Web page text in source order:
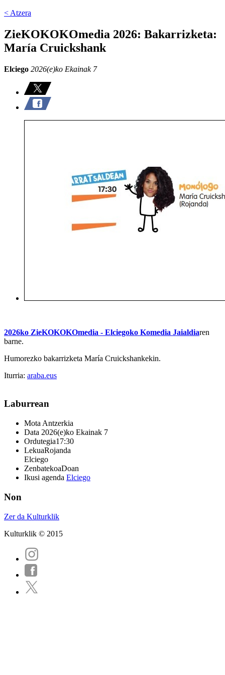
< Atzera
ZieKOKOKOmedia 2026: Bakarrizketa:
María Cruickshank
Elciego 2026(e)ko Ekainak 7
2026ko ZieKOKOKOmedia - Elciegoko Komedia Jaialdiaren
barne.
Humorezko bakarrizketa María Cruickshankekin.
Iturria: araba.eus
Laburrean
Mota Antzerkia
Data 2026(e)ko Ekainak 7
Ordutegia17:30
LekuaRojanda
Elciego
ZenbatekoaDoan
Ikusi agenda Elciego
Non
Zer da Kulturklik
Kulturklik © 2015